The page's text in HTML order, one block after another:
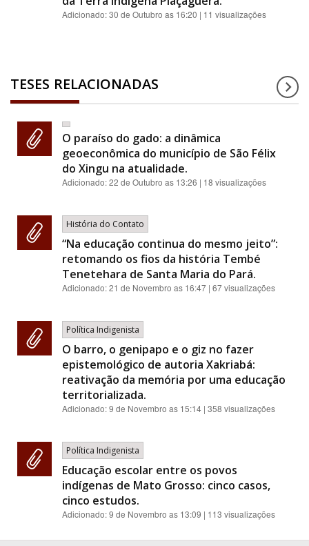
Adicionado:30 de Outubro as 16:20 | 11 visualizações
TESES RELACIONADAS
O paraíso do gado: a dinâmica
geoeconômica do município de São Félix
do Xingu na atualidade.
Adicionado:22 de Outubro as 13:26 | 18 visualizações
História do Contato
“Na educação continua do mesmo jeito”:
retomando os fios da história Tembé
Tenetehara de Santa Maria do Pará.
Adicionado:21 de Novembro as 16:47 | 67 visualizações
Política Indigenista
O barro, o genipapo e o giz no fazer
epistemológico de autoria Xakriabá:
reativação da memória por uma educação
territorializada.
Adicionado:9 de Novembro as 15:14 | 358 visualizações
Política Indigenista
Educação escolar entre os povos
indígenas de Mato Grosso: cinco casos,
cinco estudos.
Adicionado:9 de Novembro as 13:09 | 113 visualizações